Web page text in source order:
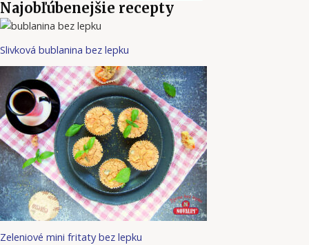
Najobľúbenejšie recepty
Slivková bublanina bez lepku
Zeleniové mini fritaty bez lepku